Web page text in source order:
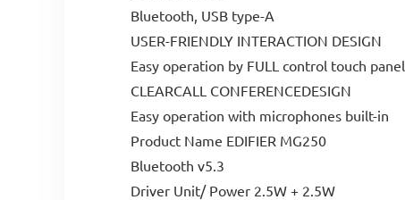
Bluetooth, USB type-A
USER-FRIENDLY INTERACTION DESIGN
Easy operation by FULL control touch panel
CLEARCALL CONFERENCEDESIGN
Easy operation with microphones built-in
Product Name EDIFIER MG250
Bluetooth v5.3
Driver Unit/ Power 2.5W + 2.5W